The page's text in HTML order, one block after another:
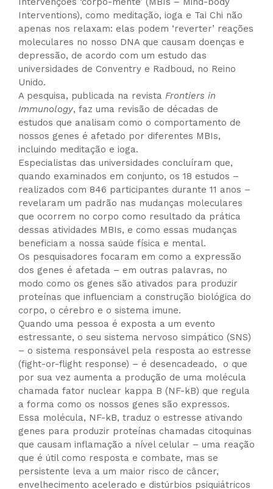
Interventions), como meditação, ioga e Tai Chi não
apenas nos relaxam: elas podem ‘reverter’ reações
moleculares no nosso DNA que causam doenças e
depressão, de acordo com um estudo das
universidades de Conventry e Radboud, no Reino
Unido.
A pesquisa, publicada na revista Frontiers in
Immunology, faz uma revisão de décadas de
estudos que analisam como o comportamento de
nossos genes é afetado por diferentes MBIs,
incluindo meditação e ioga.
Especialistas das universidades concluíram que,
quando examinados em conjunto, os 18 estudos –
realizados com 846 participantes durante 11 anos –
revelaram um padrão nas mudanças moleculares
que ocorrem no corpo como resultado da prática
dessas atividades MBIs, e como essas mudanças
beneficiam a nossa saúde física e mental.
Os pesquisadores focaram em como a expressão
dos genes é afetada – em outras palavras, no
modo como os genes são ativados para produzir
proteínas que influenciam a construção biológica do
corpo, o cérebro e o sistema imune.
Quando uma pessoa é exposta a um evento
estressante, o seu sistema nervoso simpático (SNS)
– o sistema responsável pela resposta ao estresse
(fight-or-flight response) – é desencadeado, o que
por sua vez aumenta a produção de uma molécula
chamada fator nuclear kappa B (NF-kB) que regula
a forma como os nossos genes são expressos.
Essa molécula, NF-kB, traduz o estresse ativando
genes para produzir proteínas chamadas citoquinas
que causam inflamação a nível celular – uma reação
que é útil como resposta e combate, mas se
persistente leva a um maior risco de câncer,
envelhecimento acelerado e distúrbios psiquiátricos